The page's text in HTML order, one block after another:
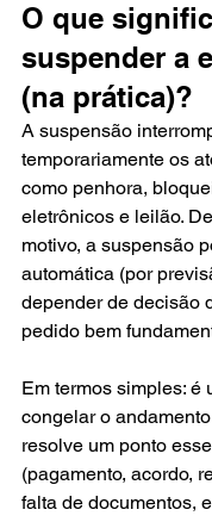
O que
suspender a
(na prática)?
A suspensão
temporariamente os
como penhora,
eletrônicos e leilão.
motivo, a suspensão
automática (por
depender de decisão
pedido bem
Em termos simples: é
congelar o
resolve um ponto
(pagamento, acordo,
falta de documentos,